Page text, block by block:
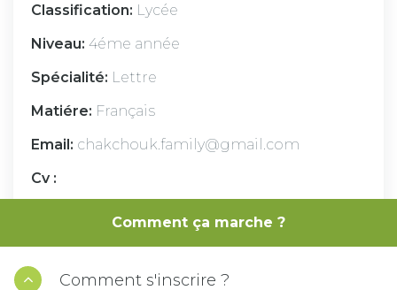
Classification: Lycée
Niveau: 4éme année
Spécialité: Lettre
Matiére: Français
Email: chakchouk.family@gmail.com
Cv :
niveaux enseignés : 1ére année secondaire , 2
Comment ça marche ?
Comment s'inscrire ?